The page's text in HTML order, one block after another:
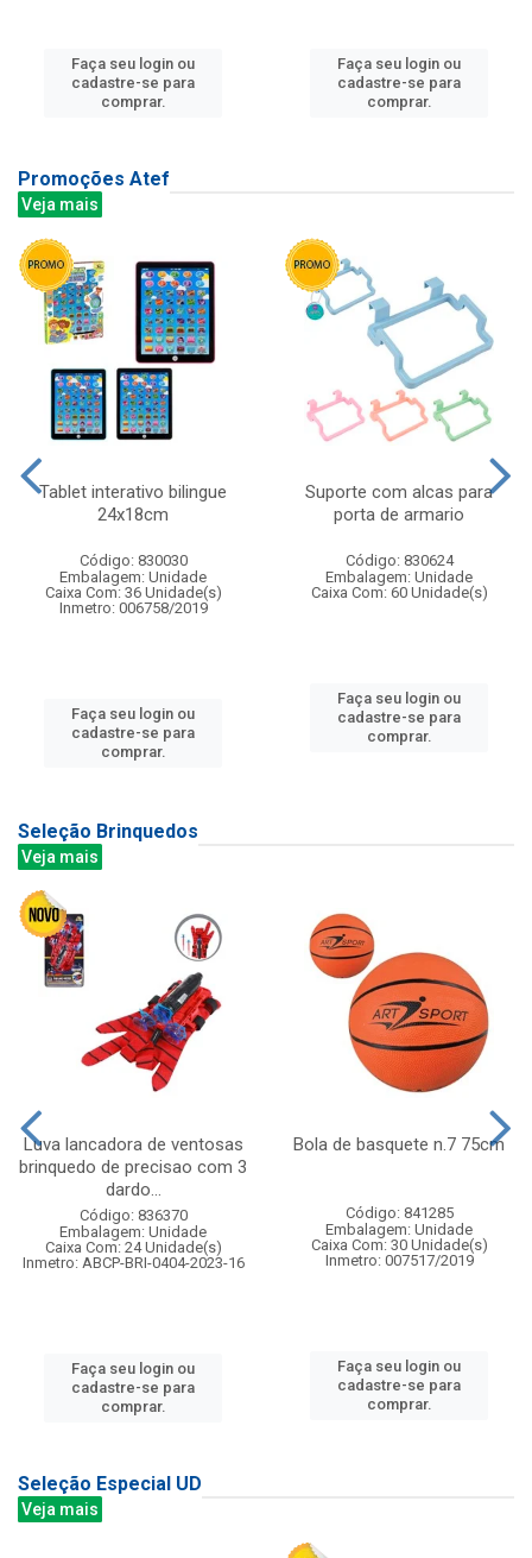
Faça seu login ou
cadastre-se para
comprar.
Faça seu login ou
cadastre-se para
comprar.
Promoções Atef
Veja mais
Tablet interativo bilingue
24x18cm
Código: 830030
Embalagem: Unidade
Caixa Com: 36 Unidade(s)
Inmetro: 006758/2019
Faça seu login ou
cadastre-se para
comprar.
Suporte com alcas para
porta de armario
Código: 830624
Embalagem: Unidade
Caixa Com: 60 Unidade(s)
Faça seu login ou
cadastre-se para
comprar.
Seleção Brinquedos
Veja mais
Luva lancadora de ventosas
brinquedo de precisao com 3
dardo...
Código: 836370
Embalagem: Unidade
Caixa Com: 24 Unidade(s)
Inmetro: ABCP-BRI-0404-2023-16
Faça seu login ou
cadastre-se para
comprar.
Bola de basquete n.7 75cm
Código: 841285
Embalagem: Unidade
Caixa Com: 30 Unidade(s)
Inmetro: 007517/2019
Faça seu login ou
cadastre-se para
comprar.
Seleção Especial UD
Veja mais